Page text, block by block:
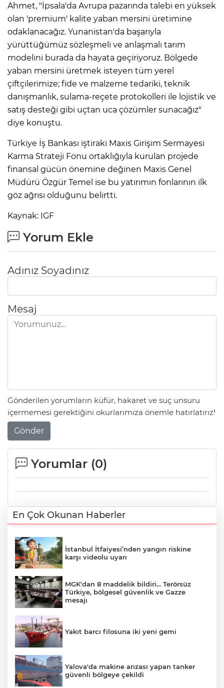
Ahmet, "İpsala'da Avrupa pazarında talebi en yüksek
olan 'premium' kalite yaban mersini üretimine
odaklanacağız. Yunanistan'da başarıyla
yürüttüğümüz sözleşmeli ve anlaşmalı tarım
modelini burada da hayata geçiriyoruz. Bölgede
yaban mersini üretmek isteyen tüm yerel
çiftçilerimize; fide ve malzeme tedariki, teknik
danışmanlık, sulama-reçete protokolleri ile lojistik ve
satış desteği gibi uçtan uca çözümler sunacağız"
diye konuştu.
Türkiye İş Bankası iştiraki Maxis Girişim Sermayesi
Karma Strateji Fonu ortaklığıyla kurulan projede
finansal gücün önemine değinen Maxis Genel
Müdürü Özgür Temel ise bu yatırımın fonlarının ilk
göz ağrısı olduğunu belirtti.
Kaynak: IGF
Yorum Ekle
Adınız Soyadınız
Mesaj
Gönderilen yorumların küfür, hakaret ve suç unsuru
içermemesi gerektiğini okurlarımıza önemle hatırlatırız!
Gönder
Yorumlar (0)
En Çok Okunan Haberler
İstanbul İtfaiyesi’nden yangın riskine
karşı videolu uyarı
MGK'dan 8 maddelik bildiri... Terörsüz
Türkiye, bölgesel güvenlik ve Gazze
mesajı
Yakıt barcı filosuna iki yeni gemi
Yalova'da makine arızası yapan tanker
güvenli bölgeye çekildi